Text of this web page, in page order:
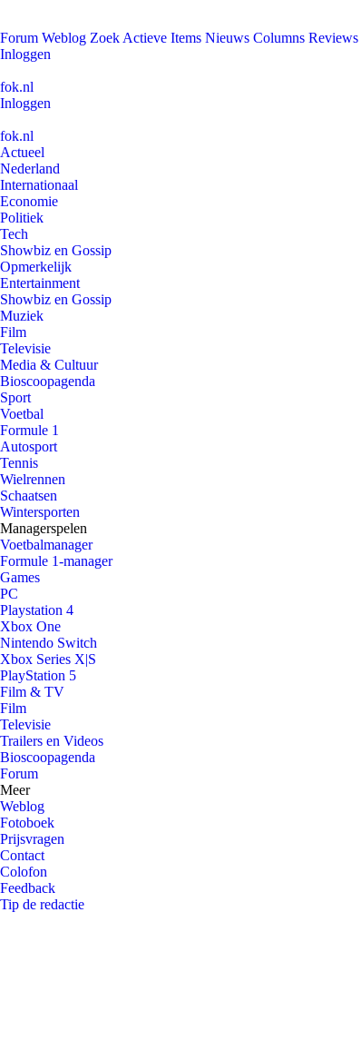
Forum Weblog Zoek Actieve Items Nieuws Columns Reviews
Inloggen
fok.nl
Inloggen
fok.nl
Actueel
Nederland
Internationaal
Economie
Politiek
Tech
Showbiz en Gossip
Opmerkelijk
Entertainment
Showbiz en Gossip
Muziek
Film
Televisie
Media & Cultuur
Bioscoopagenda
Sport
Voetbal
Formule 1
Autosport
Tennis
Wielrennen
Schaatsen
Wintersporten
Managerspelen
Voetbalmanager
Formule 1-manager
Games
PC
Playstation 4
Xbox One
Nintendo Switch
Xbox Series X|S
PlayStation 5
Film & TV
Film
Televisie
Trailers en Videos
Bioscoopagenda
Forum
Meer
Weblog
Fotoboek
Prijsvragen
Contact
Colofon
Feedback
Tip de redactie